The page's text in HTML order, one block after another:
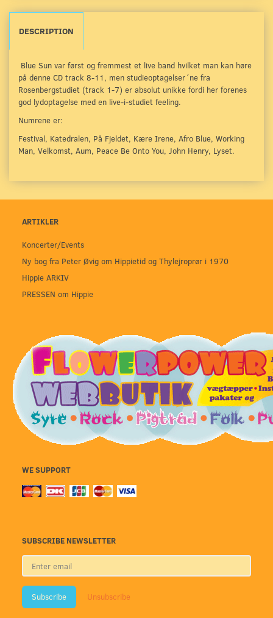
DESCRIPTION
Blue Sun var først og fremmest et live band hvilket man kan høre
på denne CD track 8-11, men studieoptagelser´ne fra
Rosenbergstudiet (track 1-7) er absolut unikke fordi her forenes
god lydoptagelse med en live-i-studiet feeling.
Numrene er:
Festival, Katedralen, På Fjeldet, Kære Irene, Afro Blue, Working
Man, Velkomst, Aum, Peace Be Onto You, John Henry, Lyset.
ARTIKLER
Koncerter/Events
Ny bog fra Peter Øvig om Hippietid og Thylejroprør i 1970
Hippie ARKIV
PRESSEN om Hippie
WE SUPPORT
SUBSCRIBE NEWSLETTER
Enter
email
Subscribe Unsubscribe